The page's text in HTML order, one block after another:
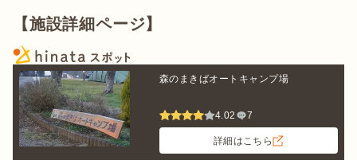
【施設詳細ページ】
森のまきばオートキャンプ場
4.02 7
詳細はこちら